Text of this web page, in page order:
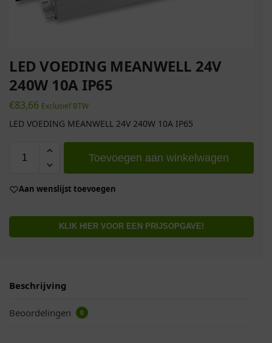
LED VOEDING MEANWELL 24V
240W 10A IP65
€83,66 Exclusief BTW
LED VOEDING MEANWELL 24V 240W 10A IP65
Toevoegen aan winkelwagen
Aan wenslijst toevoegen
KLIK HIER VOOR EEN PRIJSOPGAVE!
Beschrijving
Beoordelingen 0